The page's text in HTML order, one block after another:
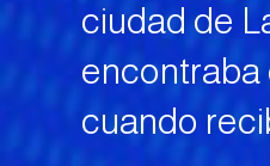
ciudad de
encontraba
cuando